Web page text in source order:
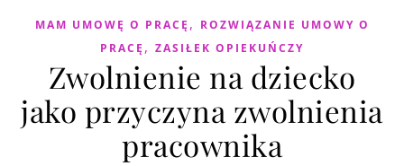
MAM UMOWĘ O PRACĘ , ROZWIĄZANIE UMOWY O
PRACĘ , ZASIŁEK OPIEKUŃCZY
Zwolnienie na dziecko
jako przyczyna zwolnienia
pracownika